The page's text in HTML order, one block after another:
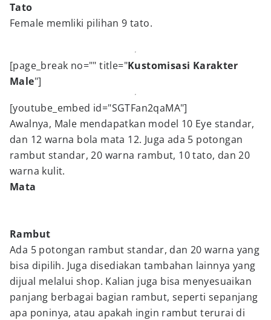
Tato
Female memliki pilihan 9 tato.
[page_break no="" title="Kustomisasi Karakter
Male"]
[youtube_embed id="SGTFan2qaMA"]
Awalnya, Male mendapatkan model 10 Eye standar,
dan 12 warna bola mata 12. Juga ada 5 potongan
rambut standar, 20 warna rambut, 10 tato, dan 20
warna kulit.
Mata
Rambut
Ada 5 potongan rambut standar, dan 20 warna yang
bisa dipilih. Juga disediakan tambahan lainnya yang
dijual melalui shop. Kalian juga bisa menyesuaikan
panjang berbagai bagian rambut, seperti sepanjang
apa poninya, atau apakah ingin rambut terurai di